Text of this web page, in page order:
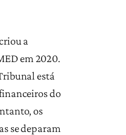
a
em 2020.
está
do
os
se deparam